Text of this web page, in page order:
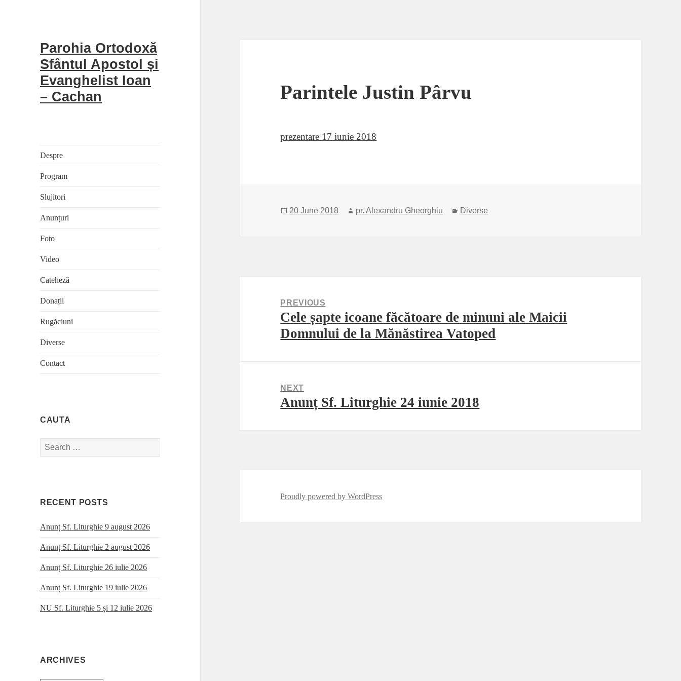
Parohia Ortodoxă
Sfântul Apostol și
Evanghelist Ioan
– Cachan
Despre
Program
Slujitori
Anunțuri
Foto
Video
Cateheză
Donații
Rugăciuni
Diverse
Contact
CAUTA
Search
for:
RECENT POSTS
Anunț Sf. Liturghie 9 august 2026
Anunț Sf. Liturghie 2 august 2026
Anunț Sf. Liturghie 26 iulie 2026
Anunț Sf. Liturghie 19 iulie 2026
NU Sf. Liturghie 5 și 12 iulie 2026
ARCHIVES
Parintele Justin Pârvu
prezentare 17 iunie 2018
Posted
20 June 2018 Author
pr. Alexandru Gheorghiu Categories
Diverse
navigationPREVIOUS
Previous
post:
Cele șapte icoane făcătoare de minuni ale Maicii
Domnului de la Mănăstirea Vatoped
NEXT
Next
Anunț Sf. Liturghie 24 iunie 2018
Proudly powered by WordPress